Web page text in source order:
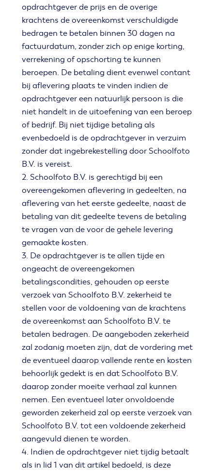
opdrachtgever de prijs en de overige
krachtens de overeenkomst verschuldigde
bedragen te betalen binnen 30 dagen na
factuurdatum, zonder zich op enige korting,
verrekening of opschorting te kunnen
beroepen. De betaling dient evenwel contant
bij aflevering plaats te vinden indien de
opdrachtgever een natuurlijk persoon is die
niet handelt in de uitoefening van een beroep
of bedrijf. Bij niet tijdige betaling als
evenbedoeld is de opdrachtgever in verzuim
zonder dat ingebrekestelling door Schoolfoto
B.V. is vereist.
2. Schoolfoto B.V. is gerechtigd bij een
overeengekomen aflevering in gedeelten, na
aflevering van het eerste gedeelte, naast de
betaling van dit gedeelte tevens de betaling
te vragen van de voor de gehele levering
gemaakte kosten.
3. De opdrachtgever is te allen tijde en
ongeacht de overeengekomen
betalingscondities, gehouden op eerste
verzoek van Schoolfoto B.V. zekerheid te
stellen voor de voldoening van de krachtens
de overeenkomst aan Schoolfoto B.V. te
betalen bedragen. De aangeboden zekerheid
zal zodanig moeten zijn, dat de vordering met
de eventueel daarop vallende rente en kosten
behoorlijk gedekt is en dat Schoolfoto B.V.
daarop zonder moeite verhaal zal kunnen
nemen. Een eventueel later onvoldoende
geworden zekerheid zal op eerste verzoek van
Schoolfoto B.V. tot een voldoende zekerheid
aangevuld dienen te worden.
4. Indien de opdrachtgever niet tijdig betaalt
als in lid 1 van dit artikel bedoeld, is deze